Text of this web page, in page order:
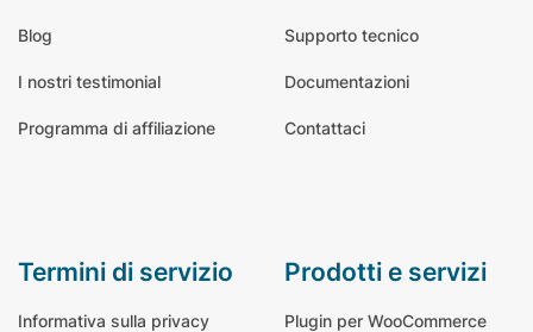
Blog
I nostri testimonial
Programma di affiliazione
Supporto tecnico
Documentazioni
Contattaci
termini di servizio
Informativa sulla privacy
prodotti e servizi
Plugin per WooCommerce